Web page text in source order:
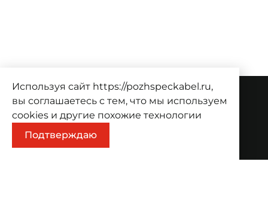
О компании
О компании Проекты
Используя сайт https://pozhspeckabel.ru,
вы соглашаетесь с тем, что мы используем
cookies и другие похожие технологии
Подтверждаю